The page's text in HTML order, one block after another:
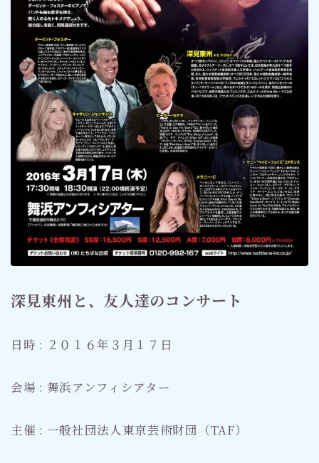
深見東州と、友人達のコンサート
日時 : ２０１６年３月１７日
会場 : 舞浜アンフィシアター
主催 : 一般社団法人東京芸術財団（TAF）